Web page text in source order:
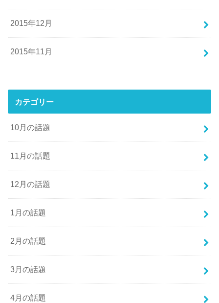
2015年12月
2015年11月
カテゴリー
10月の話題
11月の話題
12月の話題
1月の話題
2月の話題
3月の話題
4月の話題